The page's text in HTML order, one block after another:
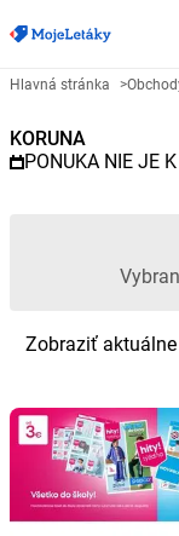
Reklamný
Hlavná stránka >
KORUNA
PONUKA NIE JE
Zobraziť aktuálne